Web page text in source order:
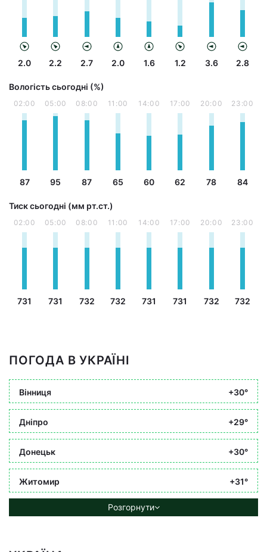
2.0 2.2 2.7 2.0 1.6 1.2 3.6 2.8
Вологість сьогодні (%)
02:00
87
05:00
95
08:00
87
11:00
65
14:00
60
17:00
62
20:00
78
23:00
84
Тиск сьогодні (мм рт.ст.)
02:00
731
05:00
731
08:00
732
11:00
732
14:00
731
17:00
731
20:00
732
23:00
732
ПОГОДА В УКРАЇНІ
Вінниця +30°
Дніпро +29°
Донецьк +30°
Житомир +31°
Розгорнути